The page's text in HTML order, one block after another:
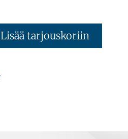
Lisää tarjouskoriin